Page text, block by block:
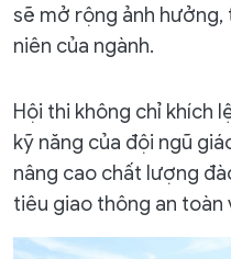
sẽ mở rộng ảnh
niên của ngành.
Hội thi không chỉ khích
kỹ năng của đội ngũ
nâng cao chất lượng
tiêu giao thông an toàn